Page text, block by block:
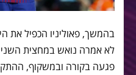
בהמשך, פאוליניו הכפיל את
לא אמרה נואש במחצית
פגעה בקורה ובמשקוף,